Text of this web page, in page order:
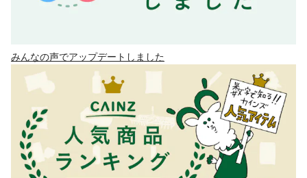
みんなの声でアップデートしました